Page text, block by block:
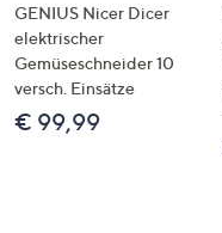
GENIUS Nicer Dicer
elektrischer
Gemüseschneider 10
versch. Einsätze
€ 99,99